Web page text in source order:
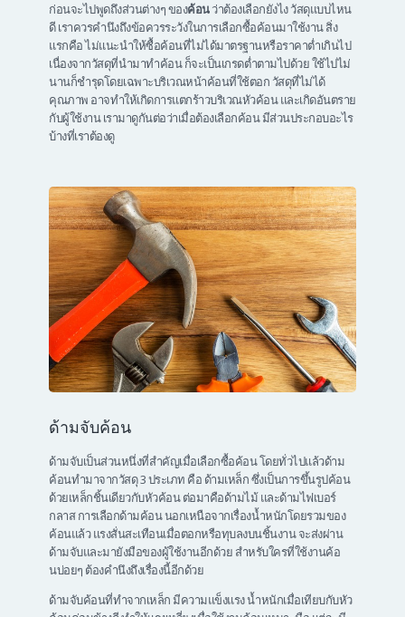
ก่อนจะไปพูดถึงส่วนต่างๆ ของค้อนว่าต้องเลือกยังไง วัสดุแบบไหน
ดี เราควรคำนึงถึงข้อควรระวังในการเลือกซื้อค้อนมาใช้งาน สิ่ง
แรกคือ ไม่แนะนำให้ซื้อค้อนที่ไม่ได้มาตรฐานหรือราคาต่ำเกินไป
เนื่องจากวัสดุที่นำมาทำค้อน ก็จะเป็นเกรดต่ำตามไปด้วย ใช้ไปไม่
นานก็ชำรุดโดยเฉพาะบริเวณหน้าค้อนที่ใช้ตอก วัสดุที่ไม่ได้
คุณภาพ อาจทำให้เกิดการแตกร้าวบริเวณหัวค้อน และเกิดอันตราย
กับผู้ใช้งาน เรามาดูกันต่อว่าเมื่อต้องเลือกค้อน มีส่วนประกอบอะไร
บ้างที่เราต้องดู
ด้ามจับค้อน
ด้ามจับเป็นส่วนหนึ่งที่สำคัญเมื่อเลือกซื้อค้อน โดยทั่วไปแล้วด้าม
ค้อนทำมาจากวัสดุ 3 ประเภท คือ ด้ามเหล็ก ซึ่งเป็นการขึ้นรูปค้อน
ด้วยเหล็กชิ้นเดียวกับหัวค้อน ต่อมาคือด้ามไม้ และด้ามไฟเบอร์
กลาส การเลือกด้ามค้อน นอกเหนือจากเรื่องน้ำหนักโดยรวมของ
ค้อนแล้ว แรงสั่นสะเทือนเมื่อตอกหรือทุบลงบนชิ้นงาน จะส่งผ่าน
ด้ามจับและมายังมือของผู้ใช้งานอีกด้วย สำหรับใครที่ใช้งานค้อ
นบ่อยๆ ต้องคำนึงถึงเรื่องนี้อีกด้วย
ด้ามจับค้อนที่ทำจากเหล็ก มีความแข็งแรง น้ำหนักเมื่อเทียบกับหัว